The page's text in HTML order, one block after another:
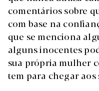
comentários sobre
com base na
que se menciona
alguns inocentes
sua própria mulher
tem para chegar aos